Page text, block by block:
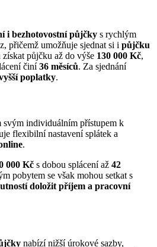
i bezhotovostní půjčky s rychlým
přičemž umožňuje sjednat si i půjčku
půjčku až do výše 130 000 Kč,
činí36 měsíců. Za sjednání
poplatky.
svým individuálním přístupem k
flexibilní nastavení splátek a
.
000 Kč s dobou splácení až 42
pobytem se však mohou setkat s
doložit příjem a pracovní
nabízí nižší úrokové sazby,